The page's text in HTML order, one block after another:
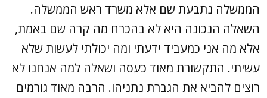
הממשלה נתבעת שם אלא משרד ראש הממשלה.
השאלה הנכונה היא לא בהכרח מה קרה שם באמת,
אלא מה אני כמעביד ידעתי ומה יכולתי לעשות שלא
עשיתי. התקשורת מאוד כעסה ושאלה למה אנחנו לא
רוצים להביא את הגברת נתניהו. הרבה מאוד גורמים